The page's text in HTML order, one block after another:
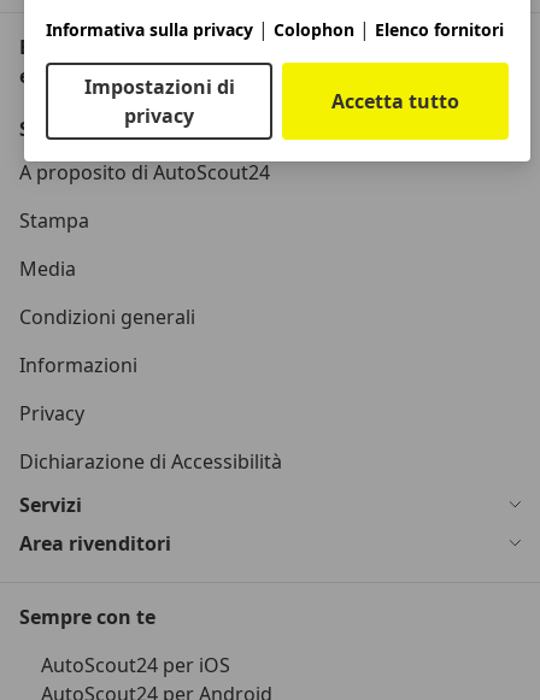
Informativa sulla privacy | Colophon | Elenco fornitori
Impostazioni di
privacy
Accetta tutto
Benvenuti su AutoScout24, il mercato auto
europeo.
Società
A proposito di AutoScout24
Stampa
Media
Condizioni generali
Informazioni
Privacy
Dichiarazione di Accessibilità
Servizi
Area rivenditori
Sempre con te
AutoScout24 per iOS
AutoScout24 per Android